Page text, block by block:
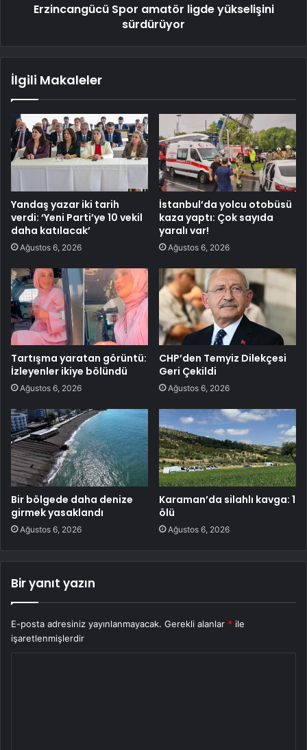
Erzincangücü Spor amatör ligde yükselişini
sürdürüyor
İlgili Makaleler
Yandaş yazar iki tarih
verdi: ‘Yeni Parti’ye 10 vekil
daha katılacak’
Ağustos 6, 2026
İstanbul’da yolcu otobüsü
kaza yaptı: Çok sayıda
yaralı var!
Ağustos 6, 2026
Tartışma yaratan görüntü:
İzleyenler ikiye bölündü
Ağustos 6, 2026
CHP’den Temyiz Dilekçesi
Geri Çekildi
Ağustos 6, 2026
Bir bölgede daha denize
girmek yasaklandı
Ağustos 6, 2026
Karaman’da silahlı kavga: 1
ölü
Ağustos 6, 2026
Bir yanıt yazın
E-posta adresiniz yayınlanmayacak. Gerekli alanlar * ile
işaretlenmişlerdir